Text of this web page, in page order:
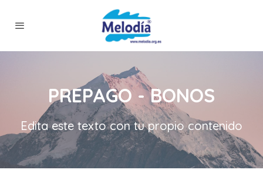
PREPAGO - BONOS
Edita este texto con tu propio contenido